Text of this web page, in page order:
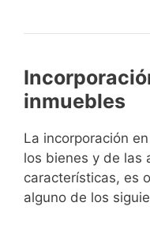
inmuebles
La incorporación
los bienes y de las
características, es
alguno de los